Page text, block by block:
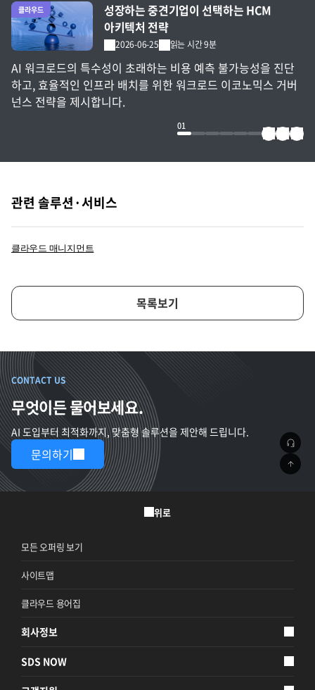
전체 글 보기
클라우드
2026-06-25 읽는 시간 9분
성장하는 중견기업이 선택하는 HCM
아키텍처 전략
AI 워크로드의 특수성이 초래하는 비용 예측 불가능성을 진단
하고, 효율적인 인프라 배치를 위한 워크로드 이코노믹스 거버
넌스 전략을 제시합니다.
01
관련 솔루션·서비스
클라우드 매니지먼트
목록보기
CONTACT US
무엇이든 물어보세요.
AI 도입부터 최적화까지, 맞춤형 솔루션을 제안해 드립니다.
문의하기
위로
모든 오퍼링 보기
사이트맵
클라우드 용어집
회사정보
SDS NOW